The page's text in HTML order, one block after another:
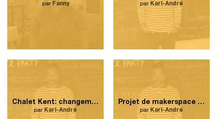
par Fanny parKarl-André
Chalet Kent: changement de perceptions et reconstruction identitaire.
parKarl-André
Projet de makerspace avec l’Université Concordia.
parKarl-André